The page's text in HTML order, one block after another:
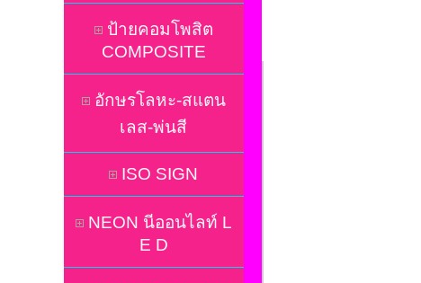
ป้ายคอมโพสิต
COMPOSITE
อักษรโลหะ-สแตน
เลส-พ่นสี
ISO SIGN
NEON นีออนไลท์ L
E D